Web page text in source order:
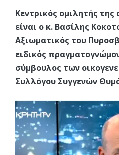
Κεντρικός ομιλητής
είναι ο κ. Βασίλης
Αξιωματικός του
ειδικός
σύμβουλος των
Συλλόγου Συγγενών